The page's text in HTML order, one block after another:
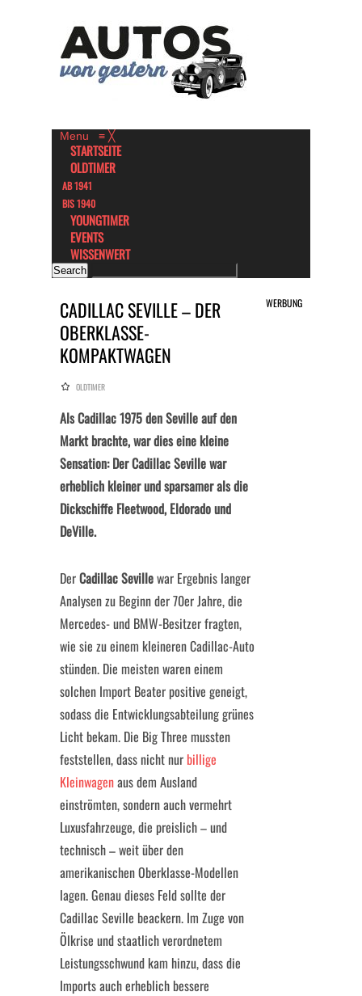
Menu ≡ ╳
STARTSEITE
OLDTIMER
AB 1941
BIS 1940
YOUNGTIMER
EVENTS
WISSENWERT
CADILLAC SEVILLE – DER
OBERKLASSE-
KOMPAKTWAGEN
WERBUNG
OLDTIMER
Als Cadillac 1975 den Seville auf den
Markt brachte, war dies eine kleine
Sensation: Der Cadillac Seville war
erheblich kleiner und sparsamer als die
Dickschiffe Fleetwood, Eldorado und
DeVille.
DerCadillac Sevillewar Ergebnis langer
Analysen zu Beginn der 70er Jahre, die
Mercedes- und BMW-Besitzer fragten,
wie sie zu einem kleineren Cadillac-Auto
stünden. Die meisten waren einem
solchen Import Beater positive geneigt,
sodass die Entwicklungsabteilung grünes
Licht bekam. Die Big Three mussten
feststellen, dass nicht nur billige
Kleinwagenaus dem Ausland
einströmten, sondern auch vermehrt
Luxusfahrzeuge, die preislich – und
technisch – weit über den
amerikanischen Oberklasse-Modellen
lagen. Genau dieses Feld sollte der
Cadillac Seville beackern. Im Zuge von
Ölkrise und staatlich verordnetem
Leistungsschwund kam hinzu, dass die
Imports auch erheblich bessere